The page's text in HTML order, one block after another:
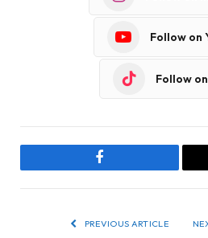
Follow on
Follow
Facebook
PREVIOUS ARTICLE